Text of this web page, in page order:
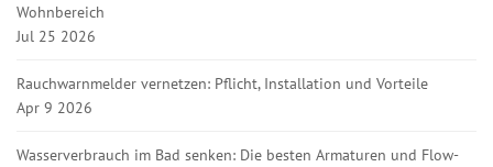
Wohnbereich
Jul 25 2026
Rauchwarnmelder vernetzen: Pflicht, Installation und Vorteile
Apr 9 2026
Wasserverbrauch im Bad senken: Die besten Armaturen und Flow-